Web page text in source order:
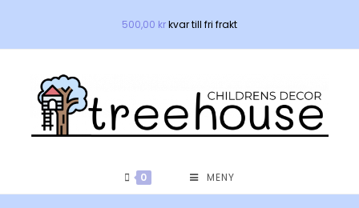
innehållet
500,00 krkvar till fri frakt
0 MENY